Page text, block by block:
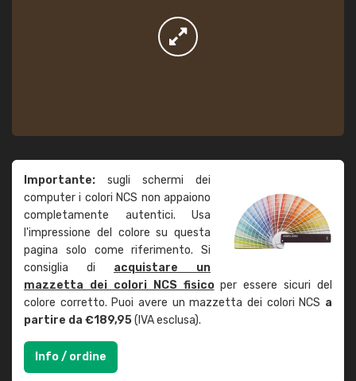
Importante: sugli schermi dei
computer i colori NCS non appaiono
completamente autentici. Usa
l'impressione del colore su questa
pagina solo come riferimento. Si
consiglia di acquistare un
mazzetta dei colori NCS fisicoper essere sicuri del
colore corretto. Puoi avere un mazzetta dei colori NCS a
partire da €189,95(IVA esclusa).
Info / ordine